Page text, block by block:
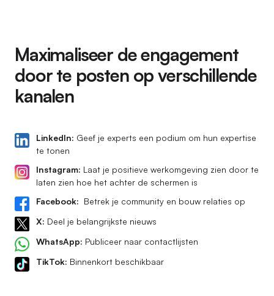
Maximaliseer de engagement
door te posten op verschillende
kanalen
LinkedIn: Geef je experts een podium om hun expertise
te tonen
Instagram: Laat je positieve werkomgeving zien door te
laten zien hoe het achter de schermen is
Facebook: Betrek je community en bouw relaties op
X: Deel je belangrijkste nieuws
WhatsApp: Publiceer naar contactlijsten
TikTok: Binnenkort beschikbaar